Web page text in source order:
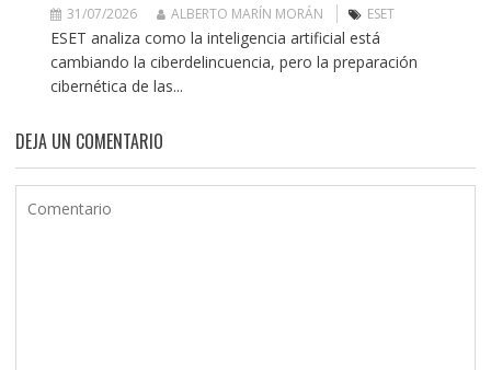
31/07/2026 ALBERTO MARÍN MORÁN ESET
ESET analiza como la inteligencia artificial está
cambiando la ciberdelincuencia, pero la preparación
cibernética de las...
DEJA UN COMENTARIO